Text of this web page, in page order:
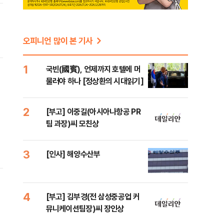
오피니언 많이 본 기사
1
국빈(國賓), 언제까지 호텔에 머
물러야 하나 [정상환의 시대읽기]
2
[부고] 이중길(아시아나항공 PR
팀 과장)씨 모친상
3 [인사] 해양수산부
4
[부고] 김부경(전 삼성중공업 커
뮤니케이션팀장)씨 장인상